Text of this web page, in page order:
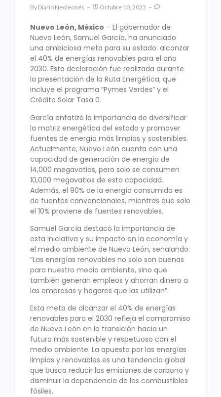
By Diario Neoleonés Octubre 10, 2023
Nuevo León, México – El gobernador de
Nuevo León, Samuel García, ha anunciado
una ambiciosa meta para su estado: alcanzar
el 40% de energías renovables para el año
2030. Esta declaración fue realizada durante
la presentación de la Ruta Energética, que
incluye el programa “Pymes Verdes” y el
Crédito Solar Tasa 0.
García enfatizó la importancia de diversificar
la matriz energética del estado y promover
fuentes de energía más limpias y sostenibles.
Actualmente, Nuevo León cuenta con una
capacidad de generación de energía de
14,000 megavatios, pero solo se consumen
10,000 megavatios de esta capacidad.
Además, el 90% de la energía consumida es
de fuentes convencionales, mientras que solo
el 10% proviene de fuentes renovables.
Samuel García destacó la importancia de
esta iniciativa y su impacto en la economía y
el medio ambiente de Nuevo León, señalando:
“Las energías renovables no solo son buenas
para nuestro medio ambiente, sino que
también generan empleos y ahorran dinero a
las empresas y hogares que las utilizan”.
Esta meta de alcanzar el 40% de energías
renovables para el 2030 refleja el compromiso
de Nuevo León en la transición hacia un
futuro más sostenible y respetuoso con el
medio ambiente. La apuesta por las energías
limpias y renovables es una tendencia global
que busca reducir las emisiones de carbono y
disminuir la dependencia de los combustibles
fósiles.